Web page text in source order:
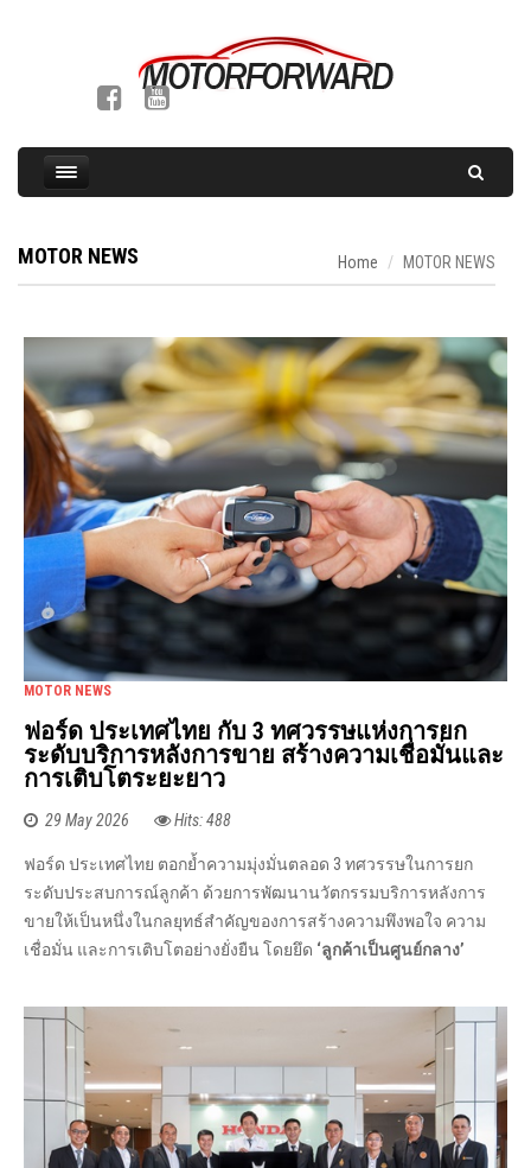
MOTOR NEWS Home MOTOR NEWS
MOTOR NEWS
ฟอร์ด ประเทศไทย กับ 3 ทศวรรษแห่งการยก
ระดับบริการหลังการขาย สร้างความเชื่อมั่นและ
การเติบโตระยะยาว
29 May 2026 Hits: 488
ฟอร์ด ประเทศไทย ตอกย้ำความมุ่งมั่นตลอด 3 ทศวรรษในการยก
ระดับประสบการณ์ลูกค้า ด้วยการพัฒนานวัตกรรมบริการหลังการ
ขายให้เป็นหนึ่งในกลยุทธ์สำคัญของการสร้างความพึงพอใจ ความ
เชื่อมั่น และการเติบโตอย่างยั่งยืน โดยยึด ‘ลูกค้าเป็นศูนย์กลาง’